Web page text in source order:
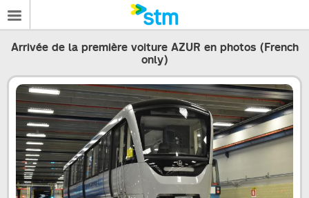
Arrivée de la première voiture AZUR en photos (French
only)